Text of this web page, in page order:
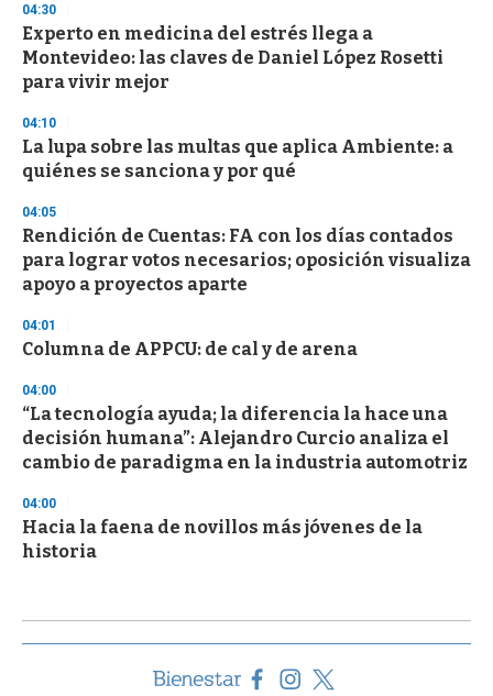
n
d
s
04:30
Experto en medicina del estrés llega a
Montevideo: las claves de Daniel López Rosetti
para vivir mejor
04:10
La lupa sobre las multas que aplica Ambiente: a
quiénes se sanciona y por qué
04:05
Rendición de Cuentas: FA con los días contados
para lograr votos necesarios; oposición visualiza
apoyo a proyectos aparte
04:01
Columna de APPCU: de cal y de arena
04:00
“La tecnología ayuda; la diferencia la hace una
decisión humana”: Alejandro Curcio analiza el
cambio de paradigma en la industria automotriz
04:00
Hacia la faena de novillos más jóvenes de la
historia